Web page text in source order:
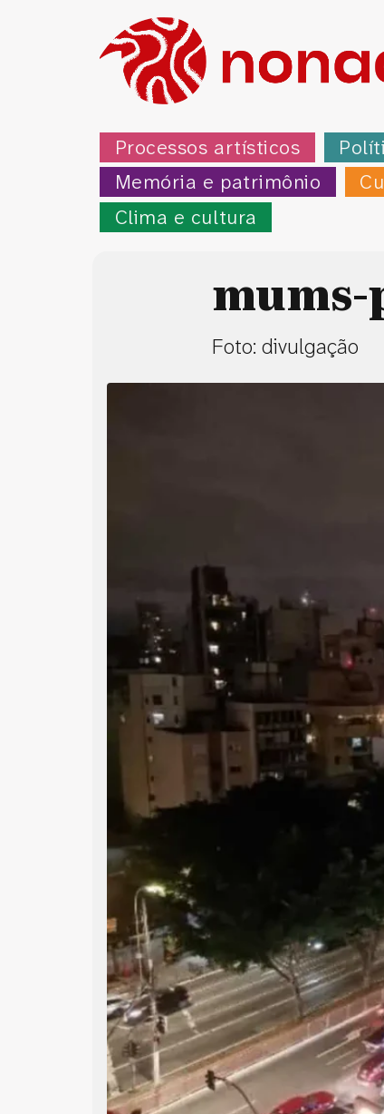
Processos artísticos
Memória e patrimônio
Clima e cultura
mums-
Foto: divulgação